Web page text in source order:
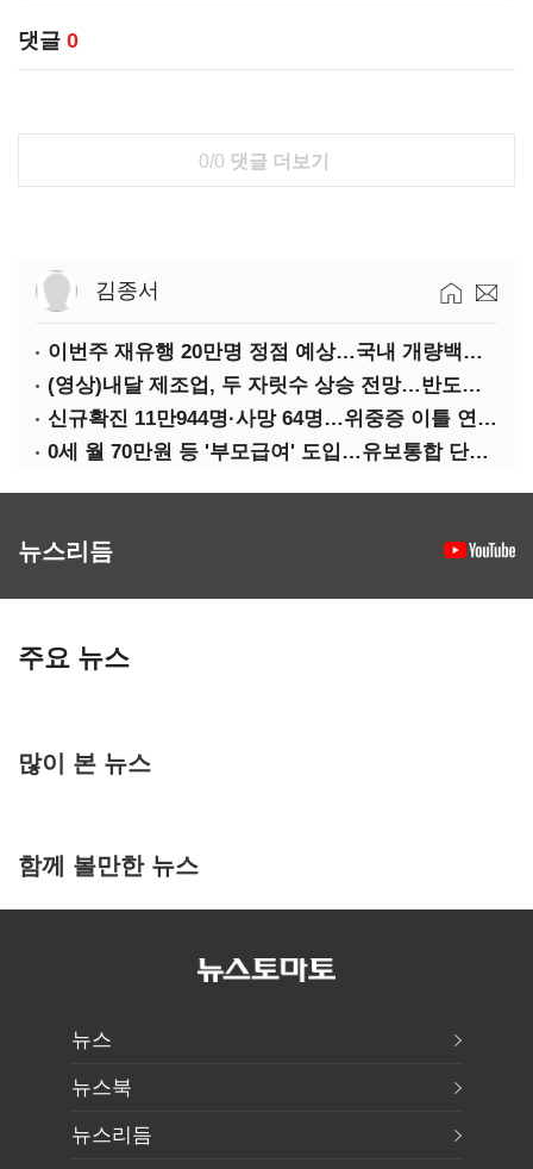
댓글 0
0/0 댓글 더보기
김종서
이번주 재유행 20만명 정점 예상…국내 개량백신 도입은 '언제쯤'
(영상)내달 제조업, 두 자릿수 상승 전망…반도체·가전은 어두워
신규확진 11만944명·사망 64명…위중증 이틀 연속 500명대
0세 월 70만원 등 '부모급여' 도입…유보통합 단계적 추진
뉴스리듬
주요 뉴스
많이 본 뉴스
함께 볼만한 뉴스
뉴스
뉴스북
뉴스리듬